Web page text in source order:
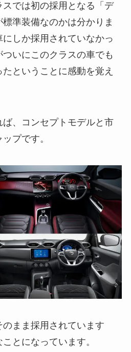
スでは初の採用となる「デ
準装備なのかは分かりま
しか採用されていなかっ
いにこのクラスの車でも
ということに感動を覚え
、コンセプトモデルと市
プです。
まま採用されています
とになっています。